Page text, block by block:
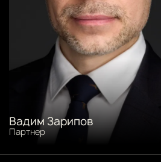
Вадим Зарипов
Партнер